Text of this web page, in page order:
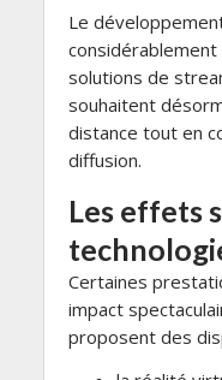
Le
solutions de
souhaitent
distance tout en
diffusion.
Les effets
Certaines
impact
proposent des